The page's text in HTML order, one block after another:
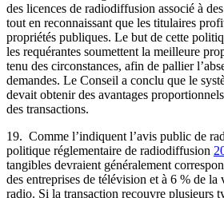
des licences de radiodiffusion associé à
tout en reconnaissant que les titulaires
propriétés publiques. Le but de cette
les requérantes soumettent la meilleure
tenu des circonstances, afin de pallier
demandes. Le Conseil a conclu que le
devait obtenir des avantages
des transactions.
19. Comme l’indiquent l’avis public de
politique réglementaire de radiodiffusion
tangibles devraient généralement
des entreprises de télévision et à 6 % de la
radio. Si la transaction recouvre plusieurs